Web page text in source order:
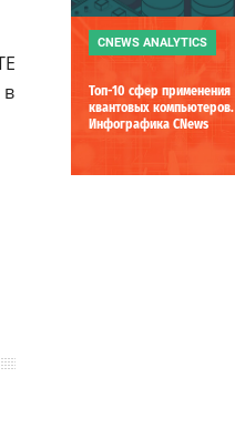
CNEWS ANALYTICS
Топ-10 сфер применения
квантовых компьютеров.
Инфографика CNews